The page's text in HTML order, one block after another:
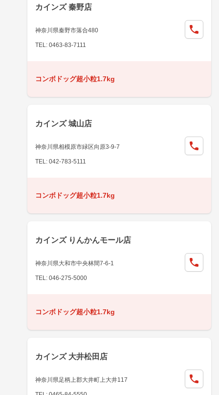
カインズ 秦野店
神奈川県秦野市落合480
TEL: 0463-83-7111
コンボドッグ超小粒1.7kg
カインズ 城山店
神奈川県相模原市緑区向原3-9-7
TEL: 042-783-5111
コンボドッグ超小粒1.7kg
カインズ りんかんモール店
神奈川県大和市中央林間7-6-1
TEL: 046-275-5000
コンボドッグ超小粒1.7kg
カインズ 大井松田店
神奈川県足柄上郡大井町上大井117